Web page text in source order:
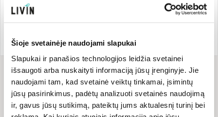
Šioje svetainėje naudojami slapukai
Slapukai ir panašios technologijos leidžia svetainei
išsaugoti arba nuskaityti informaciją jūsų įrenginyje. Jie
naudojami tam, kad svetainė veiktų tinkamai, įsimintų
jūsų pasirinkimus, padėtų analizuoti svetainės naudojimą
ir, gavus jūsų sutikimą, pateiktų jums aktualesnį turinį bei
Ispanija
EAN kodas:
Sudėtis
Sudedamosios dalys: ekologiškas agavų sirupas.